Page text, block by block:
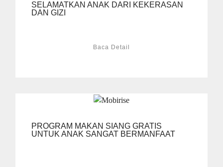
SELAMATKAN ANAK DARI KEKERASAN
DAN GIZI
Baca Detail
PROGRAM MAKAN SIANG GRATIS
UNTUK ANAK SANGAT BERMANFAAT